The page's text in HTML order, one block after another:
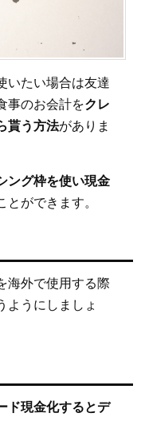
いたい場合は友達
事のお会計をクレ
貰う方法がありま
ング枠を使い現金
ができます。
海外で使用する際
ようにしましょ
ド現金化するとデ